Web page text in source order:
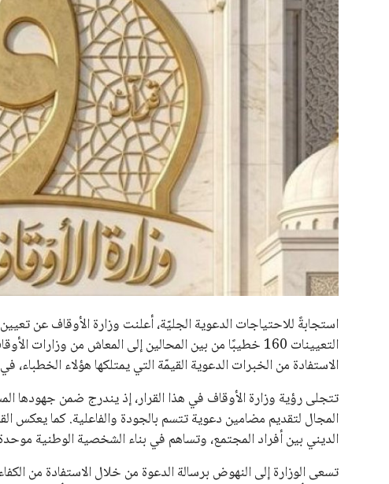
علوم وتكنولوجيا
المرأة والجمال
محافظات
استجابةً للاحتياجات الدعوية الجليّة، أعلنت وزارة الأوقاف عن
التعيينات 160 خطيبًا من بين المحالين إلى المعاش من
الاستفادة من الخبرات الدعوية القيمّة التي يمتلكها هؤلاء
تتجلى رؤية وزارة الأوقاف في هذا القرار، إذ يندرج ضمن جهودها
المجال لتقديم مضامين دعوية تتسم بالجودة والفاعلية. كما يعكس
الديني بين أفراد المجتمع، وتساهم في بناء الشخصية الوطنية
تسعى الوزارة إلى النهوض برسالة الدعوة من خلال الاستفادة من